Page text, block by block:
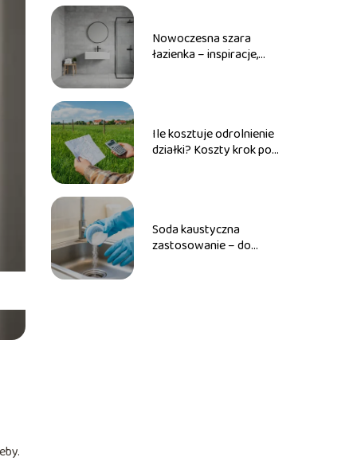
Nowoczesna szara
łazienka – inspiracje,
Ile kosztuje odrolnienie
działki? Koszty krok po
Soda kaustyczna
zastosowanie – do